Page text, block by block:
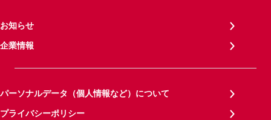
お知らせ
企業情報
パーソナルデータ（個人情報など）について
プライバシーポリシー